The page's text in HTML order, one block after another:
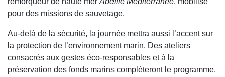
remorqueur de haute mer Abeille Méditerranée, mobilisé
pour des missions de sauvetage.
Au-delà de la sécurité, la journée mettra aussi l’accent sur
la protection de l’environnement marin. Des ateliers
consacrés aux gestes éco-responsables et à la
préservation des fonds marins compléteront le programme,